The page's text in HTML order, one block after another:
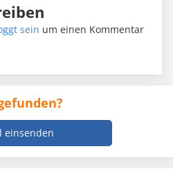
sein um einen Kommentar
einsenden